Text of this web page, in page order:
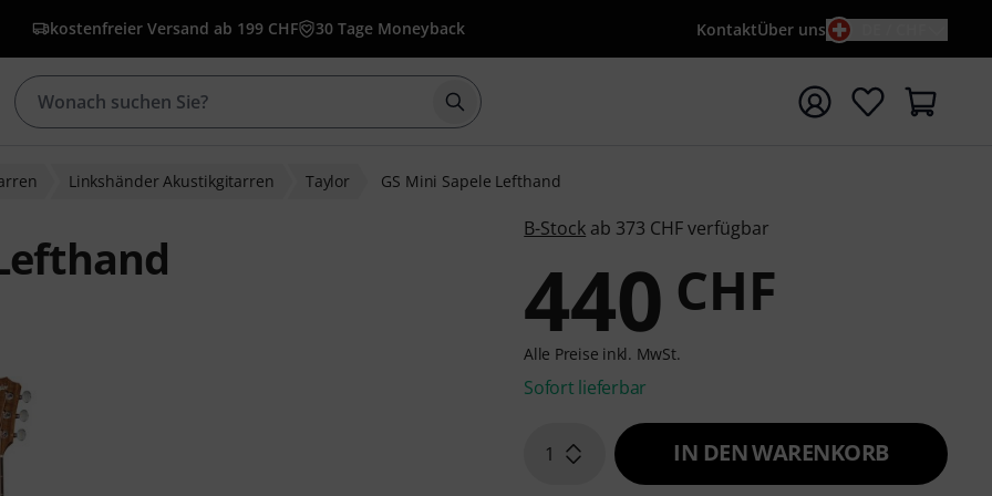
kostenfreier Versand ab 199 CHF 30 Tage Moneyback KontaktÜber uns
Suche mit Suchwort {searchTerm} starten
Linkshänder Akustikgitarren Taylor GS Mini Sapele Lefthand
B-Stock ab 373 CHF verfügbar
440 CHF
Alle Preise inkl. MwSt.
Sofort lieferbar
1 IN DEN WARENKORB